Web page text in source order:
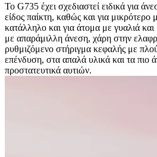
Το G735 έχει σχεδιαστεί ειδικά για
είδος παίκτη, καθώς και για μικρότερο
κατάλληλο και για άτομα με γυαλιά
με απαράμιλλη άνεση, χάρη στην
ρυθμιζόμενο στήριγμα κεφαλής με
επένδυση, στα απαλά υλικά και τα πιο
προστατευτικά αυτιών.